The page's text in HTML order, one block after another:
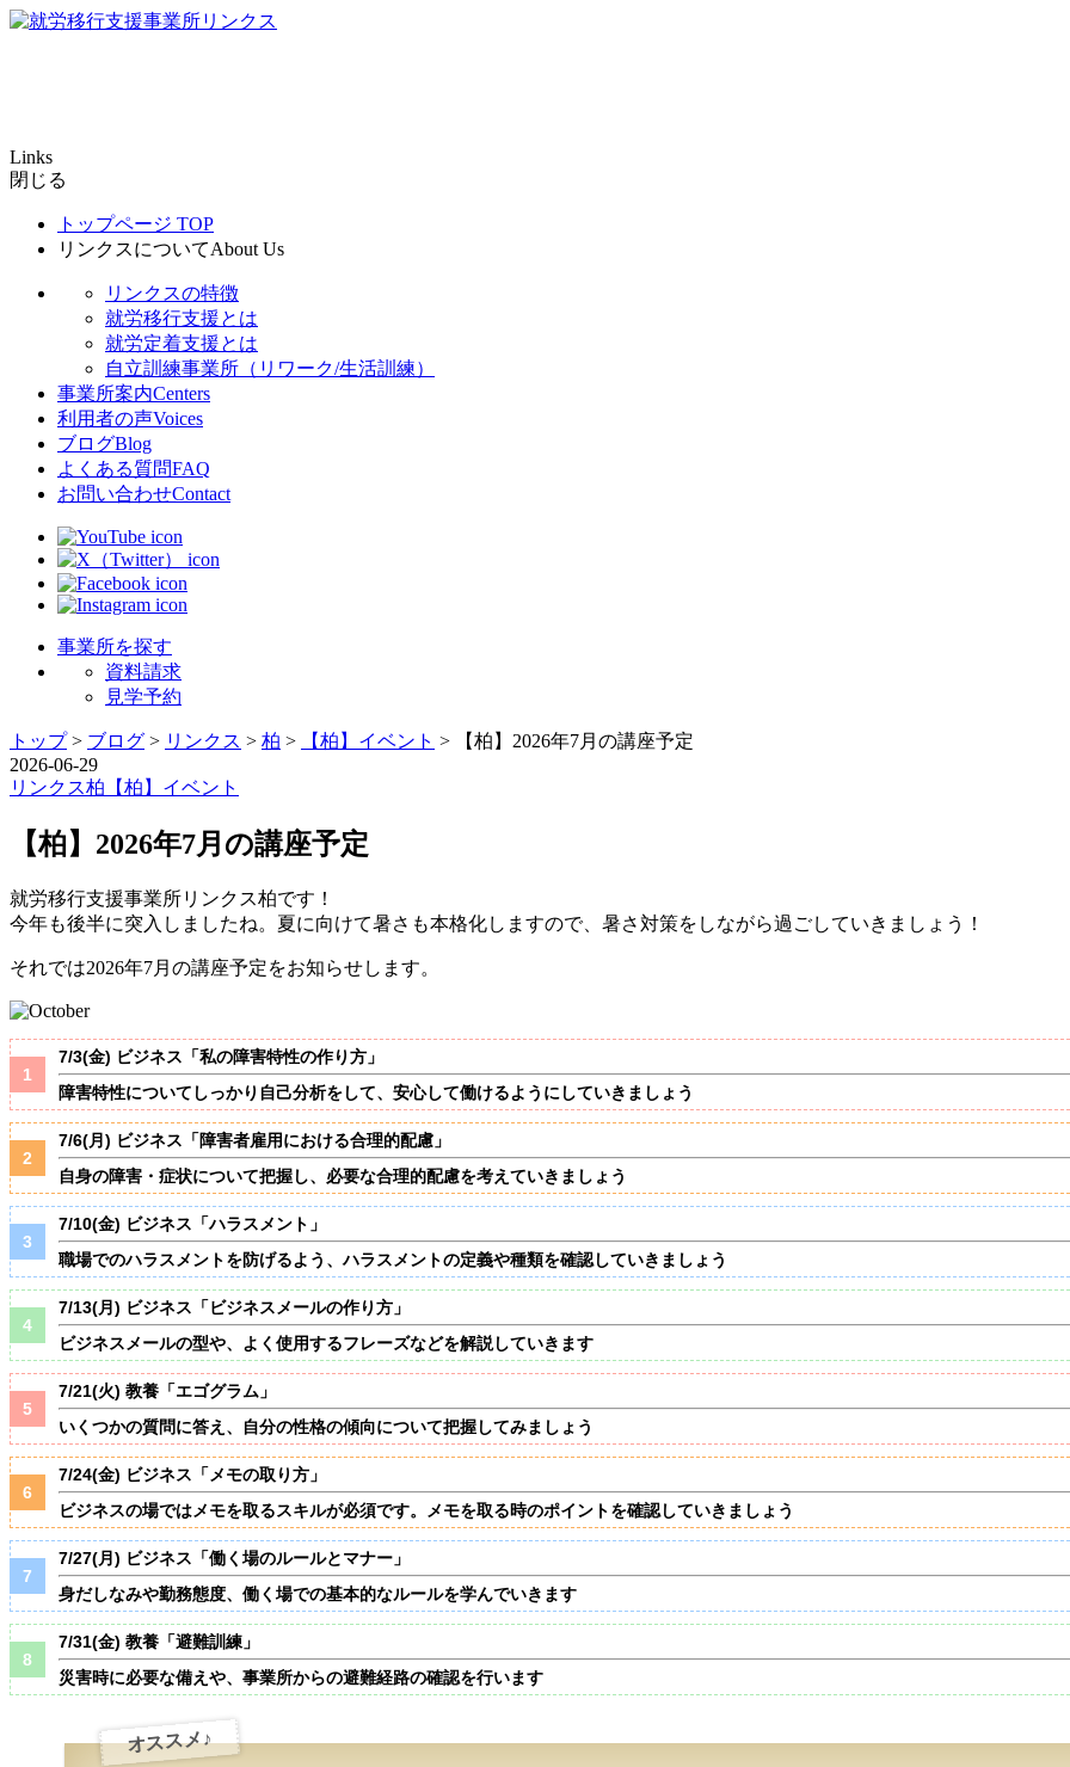
Links
閉じる
トップページ TOP
リンクスについてAbout Us
リンクスの特徴
就労移行支援とは
就労定着支援とは
自立訓練事業所（リワーク/生活訓練）
事業所案内Centers
利用者の声Voices
ブログBlog
よくある質問FAQ
お問い合わせContact
事業所を探す
資料請求
見学予約
トップ> ブログ > リンクス > 柏 > 【柏】イベント >
【柏】2026年7月の講座予定
2026-06-29
リンクス柏 【柏】イベント
【柏】2026年7月の講座予定
就労移行支援事業所リンクス柏です！
今年も後半に突入しましたね。夏に向けて暑さも本格化しますので、暑さ対策をしながら過ごしていきましょう！
それでは2026年7月の講座予定をお知らせします。
7/3(金) ビジネス「私の障害特性の作り方」
障害特性についてしっかり自己分析をして、安心して働けるようにしていきましょう
7/6(月) ビジネス「障害者雇用における合理的配慮」
自身の障害・症状について把握し、必要な合理的配慮を考えていきましょう
7/10(金) ビジネス「ハラスメント」
職場でのハラスメントを防げるよう、ハラスメントの定義や種類を確認していきましょう
7/13(月) ビジネス「ビジネスメールの作り方」
ビジネスメールの型や、よく使用するフレーズなどを解説していきます
7/21(火) 教養「エゴグラム」
いくつかの質問に答え、自分の性格の傾向について把握してみましょう
7/24(金) ビジネス「メモの取り方」
ビジネスの場ではメモを取るスキルが必須です。メモを取る時のポイントを確認していきましょう
7/27(月) ビジネス「働く場のルールとマナー」
身だしなみや勤務態度、働く場での基本的なルールを学んでいきます
7/31(金) 教養「避難訓練」
災害時に必要な備えや、事業所からの避難経路の確認を行います
オススメ♪